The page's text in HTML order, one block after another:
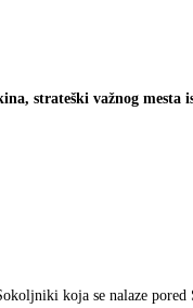
strateški važnog
koja se nalaze